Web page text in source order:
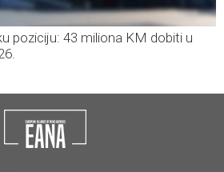
poziciju: 43 miliona KM dobiti u